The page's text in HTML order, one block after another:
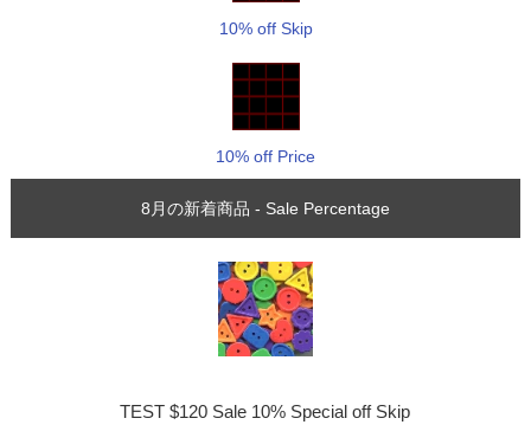
10% off Skip
10% off Price
8月の新着商品 - Sale Percentage
TEST $120 Sale 10% Special off Skip